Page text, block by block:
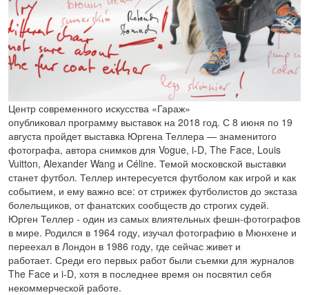
Центр современного искусства «Гараж»
опубликовал программу выставок на 2018 год. С 8 июня по 19
августа пройдет выставка Юргена Теллера — знаменитого
фотографа, автора снимков для Vogue, i-D, The Face, Louis
Vuitton, Alexander Wang и Céline. Темой московской выставки
станет футбол. Теллер интересуется футболом как игрой и как
событием, и ему важно все: от стрижек футболистов до экстаза
болельщиков, от фанатских сообществ до строгих судей.
Юрген Теллер - один из самых влиятельных фешн-фотографов
в мире. Родился в 1964 году, изучал фотографию в Мюнхене и
переехал в Лондон в 1986 году, где сейчас живет и
работает. Среди его первых работ были съемки для журналов
The Face и i-D, хотя в последнее время он посвятил себя
некоммерческой работе.